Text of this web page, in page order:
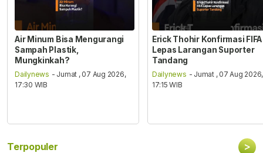
Air Minum Bisa Mengurangi
Sampah Plastik,
Mungkinkah?
Dailynews - Jumat , 07 Aug 2026,
17:30 WIB
Erick Thohir Konfirmasi FIFA
Lepas Larangan Suporter
Tandang
Dailynews - Jumat , 07 Aug 2026,
17:15 WIB
Terpopuler >